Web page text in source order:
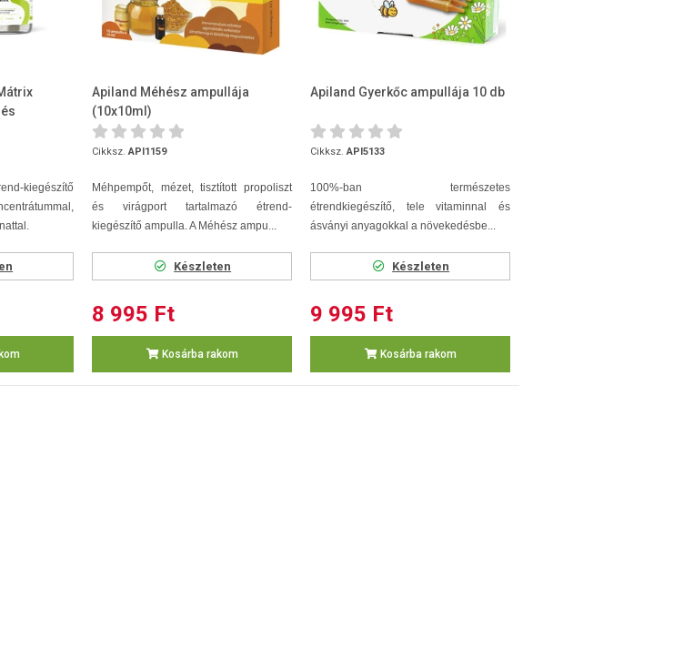
kiegészítő
Apiland Méhész ampullája
(10x10ml)
Cikksz.API1159
Méhpempőt, mézet, tisztított propoliszt
és virágport tartalmazó étrend-
kiegészítő ampulla. A Méhész ampu...
Készleten
8 995 Ft
Kosárba rakom
Apiland Gyerkőc ampullája 10 db
Cikksz.API5133
100%-ban természetes
étrendkiegészítő, tele vitaminnal és
ásványi anyagokkal a növekedésbe...
Készleten
9 995 Ft
Kosárba rakom